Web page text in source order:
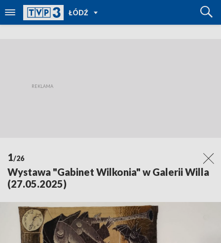
ŁÓDŹ
POWRÓT
DO
REGIONY
1/26
Wystawa "Gabinet Wilkonia" w Galerii Willa
(27.05.2025)